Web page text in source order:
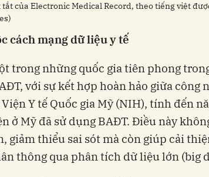
tắt của Electronic Medical Record, theo tiếng việt
cách mạng dữ liệu y tế
trong những quốc gia tiên phong
với sự kết hợp hoàn hảo giữa công
Y tế Quốc gia Mỹ (NIH), tính đến
ở Mỹ đã sử dụng BAĐT. Điều này
giảm thiểu sai sót mà còn giúp cải
thông qua phân tích dữ liệu lớn (big